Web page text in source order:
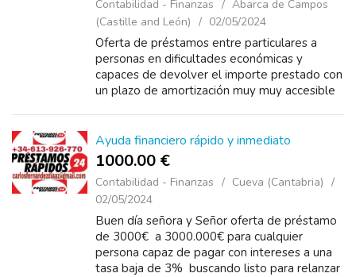
Contabilidad - Finanzas
Abarca de Campos
(Castille and León)
02/05/2024
Oferta de préstamos entre particulares a
personas en dificultades económicas y
capaces de devolver el importe prestado con
un plazo de amortización muy muy accesible
Ayuda financiero rápido y inmediato
1000.00 €
Contabilidad - Finanzas
Cueva (Cantabria)
02/05/2024
Buen día señora y Señor oferta de préstamo
de 3000€ a 3000.000€ para cualquier
persona capaz de pagar con intereses a una
tasa baja de 3% buscando listo para relanzar